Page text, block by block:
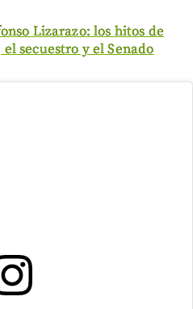
Lizarazo: los hitos de
secuestro y el Senado